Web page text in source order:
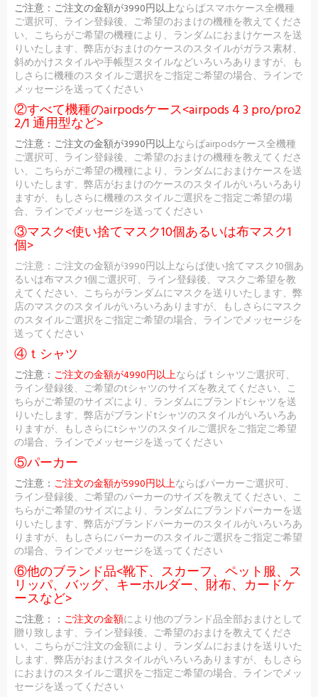
ご注意： ご注文の金額が3990円以上ならばスマホケース全機種
ご選択可、ライン登録後、ご希望のおまけの機種を教えてくださ
い、こちらがご希望の機種により、ランダムにおまけケースを送
りいたします、弊店がおまけのケースのスタイルがガラス素材、
斜めかけスタイルや手帳型スタイルなどいろいろありますが、も
しさらに機種のスタイルご選択をご指定ご希望の場合、ラインで
メッセージを送ってください
②すべて機種のairpodsケース<airpods 4 3 pro/pro2
2/1 通用型など>
ご注意： ご注文の金額が3990円以上ならばairpodsケース全機種
ご選択可、ライン登録後、ご希望のおまけの機種を教えてくださ
い、こちらがご希望の機種により、ランダムにおまけケースを送
りいたします、弊店がおまけのケースのスタイルがいろいろあり
ますが、もしさらに機種のスタイルご選択をご指定ご希望の場
合、ラインでメッセージを送ってください
③マスク<使い捨てマスク10個あるいは布マスク1
個>
ご注意：ご注文の金額が3990円以上ならば使い捨てマスク10個あ
るいは布マスク1個ご選択可、ライン登録後、マスクご希望を教
えてください、こちらがランダムにマスクを送りいたします、弊
店のマスクのスタイルがいろいろありますが、もしさらにマスク
のスタイルご選択をご指定ご希望の場合、ラインでメッセージを
送ってください
④ｔシャツ
ご注意： ご注文の金額が4990円以上ならばｔシャツご選択可、
ライン登録後、ご希望のtシャツのサイズを教えてください、こ
ちらがご希望のサイズにより、ランダムにブランドtシャツを送
りいたします、弊店がブランドtシャツのスタイルがいろいろあ
りますが、もしさらにtシャツのスタイルご選択をご指定ご希望
の場合、ラインでメッセージを送ってください
⑤パーカー
ご注意： ご注文の金額が5990円以上ならばパーカーご選択可、
ライン登録後、ご希望のパーカーのサイズを教えてください、こ
ちらがご希望のサイズにより、ランダムにブランドパーカーを送
りいたします、弊店がブランドパーカーのスタイルがいろいろあ
りますが、もしさらにパーカーのスタイルご選択をご指定ご希望
の場合、ラインでメッセージを送ってください
⑥他のブランド品<靴下、スカーフ、ペット服、ス
リッパ、バッグ、キーホルダー、財布、カードケ
ースなど>
ご注意：： ご注文の金額により他のブランド品全部おまけとして
贈り致します、ライン登録後、ご希望のおまけを教えてくださ
い、こちらがご注文の金額により、ランダムにおまけを送りいた
します、弊店がおまけスタイルがいろいろありますが、もしさら
におまけのスタイルご選択をご指定ご希望の場合、ラインでメッ
セージを送ってください